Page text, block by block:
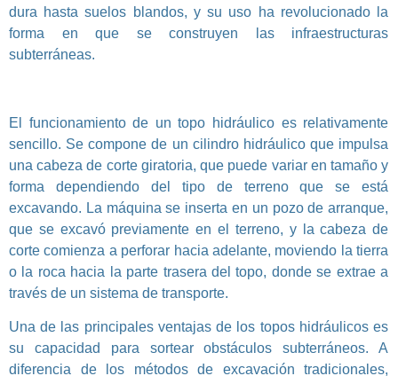
dura hasta suelos blandos, y su uso ha revolucionado la
forma en que se construyen las infraestructuras
subterráneas.
El funcionamiento de un topo hidráulico es relativamente
sencillo. Se compone de un cilindro hidráulico que impulsa
una cabeza de corte giratoria, que puede variar en tamaño y
forma dependiendo del tipo de terreno que se está
excavando. La máquina se inserta en un pozo de arranque,
que se excavó previamente en el terreno, y la cabeza de
corte comienza a perforar hacia adelante, moviendo la tierra
o la roca hacia la parte trasera del topo, donde se extrae a
través de un sistema de transporte.
Una de las principales ventajas de los topos hidráulicos es
su capacidad para sortear obstáculos subterráneos. A
diferencia de los métodos de excavación tradicionales,